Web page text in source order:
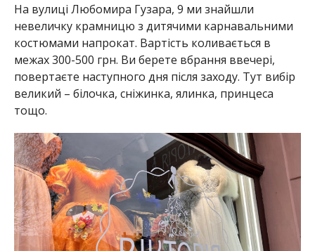
На вулиці Любомира Гузара, 9 ми знайшли
невеличку крамницю з дитячими карнавальними
костюмами напрокат. Вартість коливається в
межах 300-500 грн. Ви берете вбрання ввечері,
повертаєте наступного дня після заходу. Тут вибір
великий – білочка, сніжинка, ялинка, принцеса
тощо.